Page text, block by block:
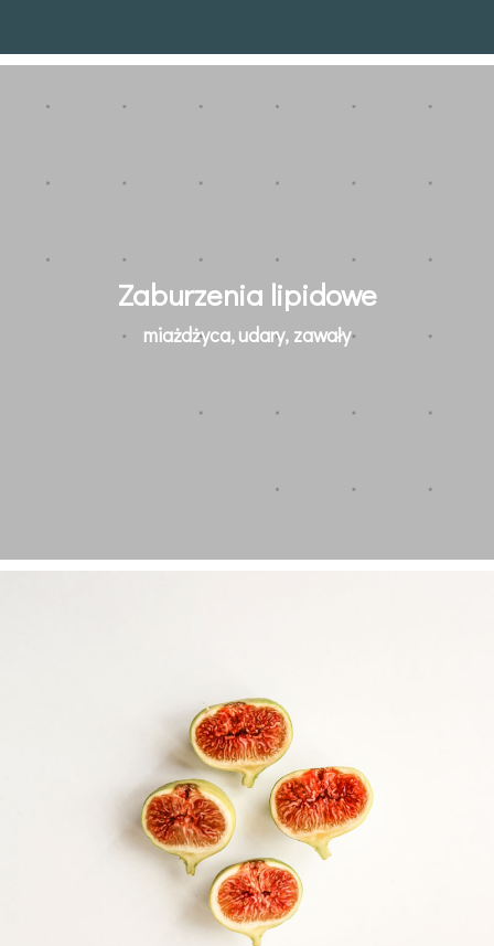
Zaburzenia lipidowe
miażdżyca, udary, zawały